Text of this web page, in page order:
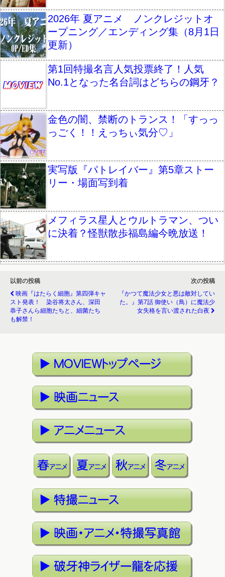
2026年 夏アニメ ノンクレジットオ
ープニング／エンディング集（8月1日
更新）
第1回特撮名言人気投票終了！人気
No.1となった名台詞はどちらの鋼牙？
金色の闇、禁断のトランス！「すっっ
っごく！！えっちぃ気分♡」
実写版『パトレイバー』第5章ストー
リー・場面写到着
メフィラス星人とウルトラマン、つい
に決着？怪獣散歩福島編今晩放送！
以前の投稿
映画『はたらく細胞』第四弾キャ
スト発表！ 染谷将太さん、深田
恭子さんら細胞たちと、細菌たち
も解禁！
次の投稿
『かつて魔法少女と悪は敵対してい
た。』第7話 御使い（鳥）に魔法少
女失格を言い渡された白夜